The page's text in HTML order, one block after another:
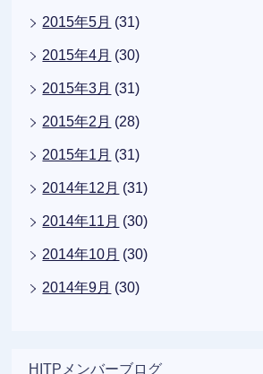
2015年5月 (31)
2015年4月 (30)
2015年3月 (31)
2015年2月 (28)
2015年1月 (31)
2014年12月 (31)
2014年11月 (30)
2014年10月 (30)
2014年9月 (30)
HITPメンバーブログ